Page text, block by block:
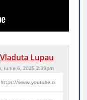
Vladuta Lupau
iunie 6, 2025 2:39pm